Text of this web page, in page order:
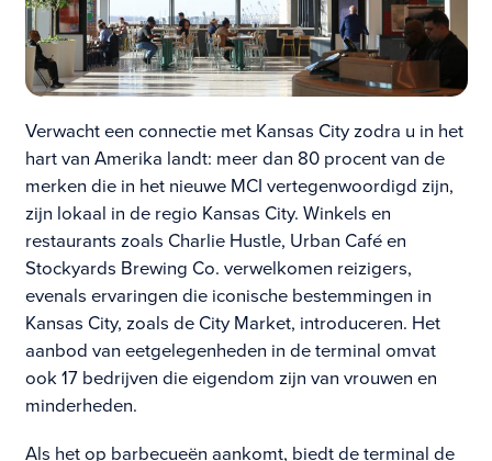
Verwacht een connectie met Kansas City zodra u in het
hart van Amerika landt: meer dan 80 procent van de
merken die in het nieuwe MCI vertegenwoordigd zijn,
zijn lokaal in de regio Kansas City. Winkels en
restaurants zoals Charlie Hustle, Urban Café en
Stockyards Brewing Co. verwelkomen reizigers,
evenals ervaringen die iconische bestemmingen in
Kansas City, zoals de City Market, introduceren. Het
aanbod van eetgelegenheden in de terminal omvat
ook 17 bedrijven die eigendom zijn van vrouwen en
minderheden.
Als het op barbecueën aankomt, biedt de terminal de